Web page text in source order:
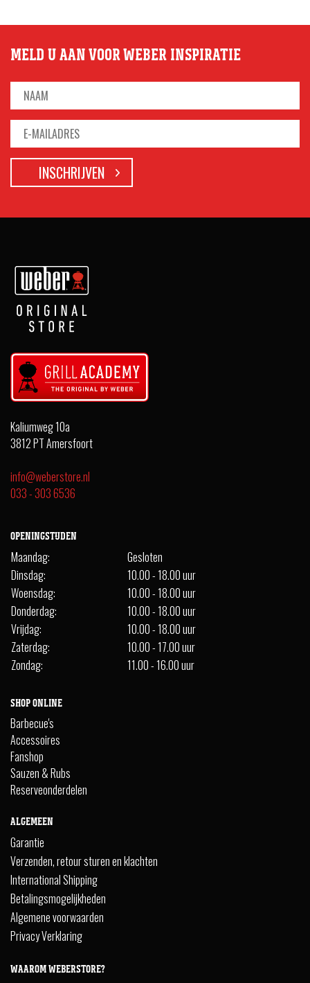
MELD U AAN VOOR WEBER INSPIRATIE
Kaliumweg 10a
3812 PT Amersfoort
info@weberstore.nl
033 - 303 6536
OPENINGSTIJDEN
Maandag:
Gesloten
Dinsdag:
10.00 - 18.00 uur
Woensdag:
10.00 - 18.00 uur
Donderdag:
10.00 - 18.00 uur
Vrijdag:
10.00 - 18.00 uur
Zaterdag:
10.00 - 17.00 uur
Zondag:
11.00 - 16.00 uur
SHOP ONLINE
Barbecue's
Accessoires
Fanshop
Sauzen & Rubs
Reserveonderdelen
ALGEMEEN
Garantie
Verzenden, retour sturen en klachten
International Shipping
Betalingsmogelijkheden
Algemene voorwaarden
Privacy Verklaring
WAAROM WEBERSTORE?